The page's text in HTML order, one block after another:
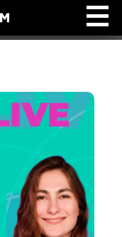
Реальне життя з Джеком Гіббсом